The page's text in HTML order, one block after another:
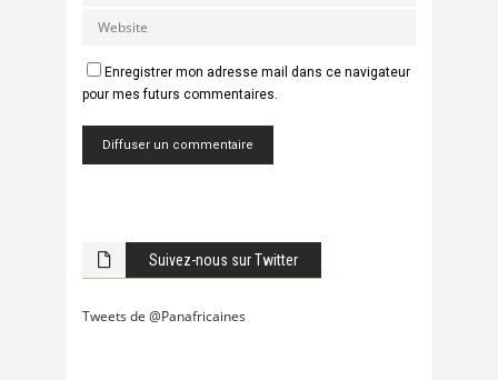
Enregistrer mon adresse mail dans ce navigateur
pour mes futurs commentaires.
Suivez-nous sur Twitter
Tweets de @Panafricaines